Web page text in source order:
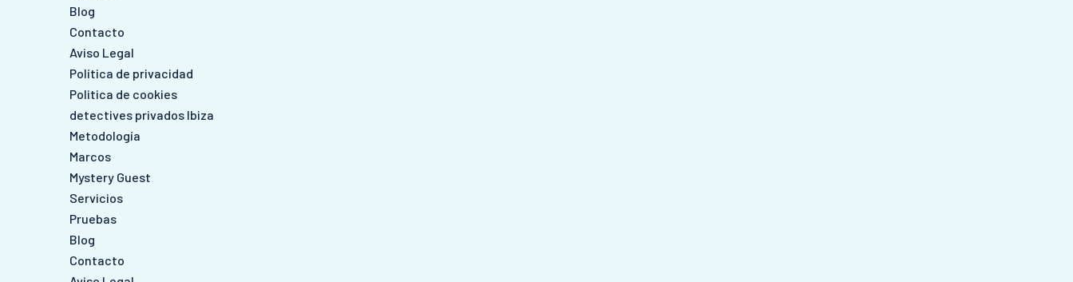
Blog
Contacto
Aviso Legal
Política de privacidad
Politica de cookies
detectives privados Ibiza
Metodología
Marcos
Mystery Guest
Servicios
Pruebas
Blog
Contacto